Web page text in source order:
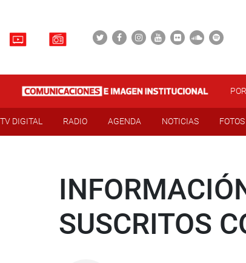
TV DIGITAL RADIO AGENDA NOTICIAS
SUSCRITOS